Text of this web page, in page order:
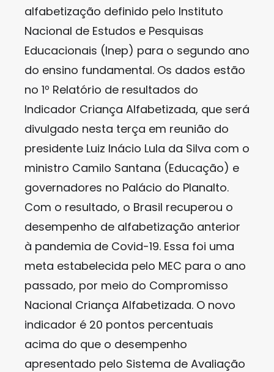
alfabetização definido pelo Instituto
Nacional de Estudos e Pesquisas
Educacionais (Inep) para o segundo ano
do ensino fundamental. Os dados estão
no 1º Relatório de resultados do
Indicador Criança Alfabetizada, que será
divulgado nesta terça em reunião do
presidente Luiz Inácio Lula da Silva com o
ministro Camilo Santana (Educação) e
governadores no Palácio do Planalto.
Com o resultado, o Brasil recuperou o
desempenho de alfabetização anterior
à pandemia de Covid-19. Essa foi uma
meta estabelecida pelo MEC para o ano
passado, por meio do Compromisso
Nacional Criança Alfabetizada. O novo
indicador é 20 pontos percentuais
acima do que o desempenho
apresentado pelo Sistema de Avaliação